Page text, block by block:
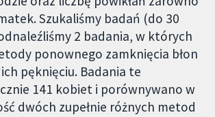
Szukaliśmy badań (do 30
2 badania, w których
ponownego zamknięcia błon
pęknięciu. Badania te
141 kobiet i porównywano w
dwóch zupełnie różnych metod